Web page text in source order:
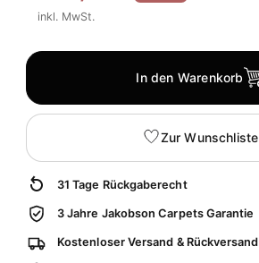
inkl. MwSt.
In den Warenkorb
Zur Wunschliste
31 Tage Rückgaberecht
3 Jahre Jakobson Carpets Garantie
Kostenloser Versand & Rückversand